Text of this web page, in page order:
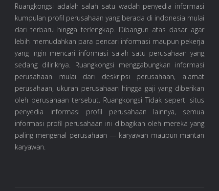
Ruangkongsi adalah salah satu wadah penyedia informasi
kumpulan profil perusahaan yang berada di indonesia mulai
dari terbaru hingga terlengkap. Dibangun atas dasar agar
lebih memudahkan para pencari informasi maupun pekerja
yang ingin mencari informasi salah satu perusahaan yang
sedang diliriknya. Ruangkongsi menggabungkan informasi
perusahaan mulai dari deskripsi perusahaan, alamat
perusahaan, ukuran perusahaan hingga gaji yang diberikan
oleh perusahaan tersebut. Ruangkongsi Tidak seperti situs
penyedia informasi profil perusahaan lainnya, semua
informasi profil perusahaan ini dibagikan oleh mereka yang
paling mengenal perusahaan — karyawan maupun mantan
karyawan.